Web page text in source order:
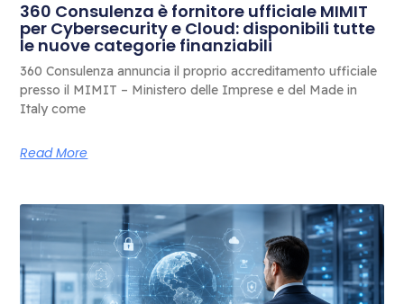
360 Consulenza è fornitore ufficiale MIMIT
per Cybersecurity e Cloud: disponibili tutte
le nuove categorie finanziabili
360 Consulenza annuncia il proprio accreditamento ufficiale
presso il MIMIT – Ministero delle Imprese e del Made in
Italy come
Read More